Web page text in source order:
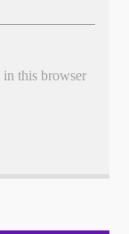
in this browser